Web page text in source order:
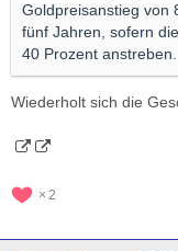
Goldpreisanstieg von
fünf Jahren, sofern
40 Prozent anstreben.
Wiederholt sich die
2